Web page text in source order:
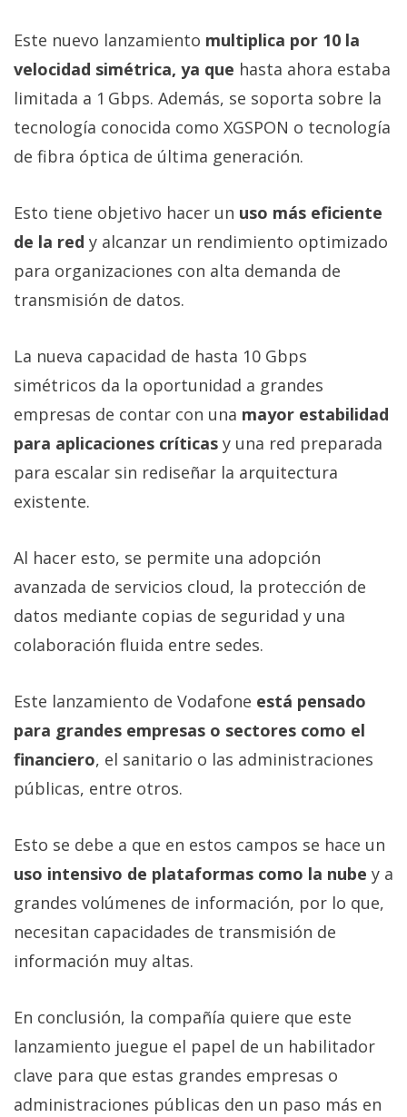
ordenadores,
apps,
informática,
videojuegos,
trucos y
tutoriales.
(CC) 2006-
2026.
Algunos
derechos
reservados.
Este nuevo lanzamiento multiplica por 10 la
velocidad simétrica, ya que hasta ahora estaba
limitada a 1 Gbps. Además, se soporta sobre la
tecnología conocida como XGSPON o tecnología
de fibra óptica de última generación.
Esto tiene objetivo hacer un uso más eficiente
de la red y alcanzar un rendimiento optimizado
para organizaciones con alta demanda de
transmisión de datos.
La nueva capacidad de hasta 10 Gbps
simétricos da la oportunidad a grandes
empresas de contar con una mayor estabilidad
para aplicaciones críticas y una red preparada
para escalar sin rediseñar la arquitectura
existente.
Al hacer esto, se permite una adopción
avanzada de servicios cloud, la protección de
datos mediante copias de seguridad y una
colaboración fluida entre sedes.
Este lanzamiento de Vodafone está pensado
para grandes empresas o sectores como el
financiero, el sanitario o las administraciones
públicas, entre otros.
Esto se debe a que en estos campos se hace un
uso intensivo de plataformas como la nube y a
grandes volúmenes de información, por lo que,
necesitan capacidades de transmisión de
información muy altas.
En conclusión, la compañía quiere que este
lanzamiento juegue el papel de un habilitador
clave para que estas grandes empresas o
administraciones públicas den un paso más en